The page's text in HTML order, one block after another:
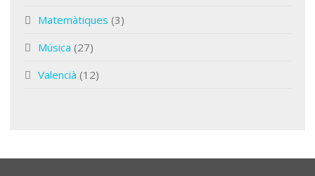
Matemàtiques (3)
Música (27)
Valencià (12)